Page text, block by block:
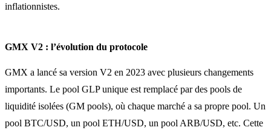
inflationnistes.
GMX V2 : l’évolution du protocole
GMX a lancé sa version V2 en 2023 avec plusieurs changements
importants. Le pool GLP unique est remplacé par des pools de
liquidité isolées (GM pools), où chaque marché a sa propre pool. Un
pool BTC/USD, un pool ETH/USD, un pool ARB/USD, etc. Cette